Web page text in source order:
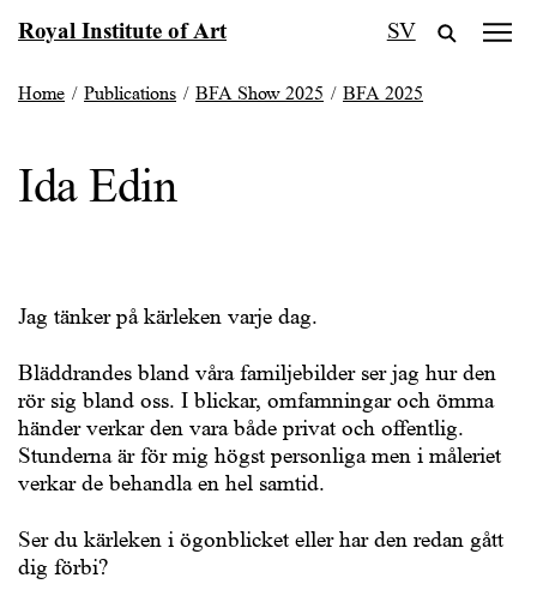
Royal Institute of Art SV
Home / Publications / BFA Show 2025 / BFA 2025
Ida Edin
Jag tänker på kärleken varje dag.
Bläddrandes bland våra familjebilder ser jag hur den
rör sig bland oss. I blickar, omfamningar och ömma
händer verkar den vara både privat och offentlig.
Stunderna är för mig högst personliga men i måleriet
verkar de behandla en hel samtid.
Ser du kärleken i ögonblicket eller har den redan gått
dig förbi?